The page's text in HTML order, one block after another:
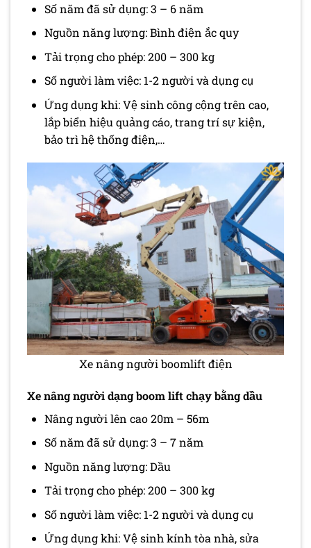
Số năm đã sử dụng: 3 – 6 năm
Nguồn năng lượng: Bình điện ắc quy
Tải trọng cho phép: 200 – 300 kg
Số người làm việc: 1-2 người và dụng cụ
Ứng dụng khi: Vệ sinh công cộng trên cao,
lắp biển hiệu quảng cáo, trang trí sự kiện,
bảo trì hệ thống điện,…
Xe nâng người boomlift điện
Xe nâng người dạng boom lift chạy bằng dầu
Nâng người lên cao 20m – 56m
Số năm đã sử dụng: 3 – 7 năm
Nguồn năng lượng: Dầu
Tải trọng cho phép: 200 – 300 kg
Số người làm việc: 1-2 người và dụng cụ
Ứng dụng khi: Vệ sinh kính tòa nhà, sửa